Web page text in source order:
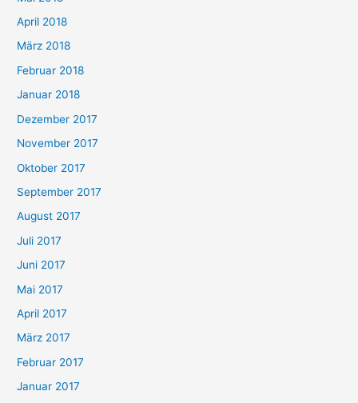
April 2018
März 2018
Februar 2018
Januar 2018
Dezember 2017
November 2017
Oktober 2017
September 2017
August 2017
Juli 2017
Juni 2017
Mai 2017
April 2017
März 2017
Februar 2017
Januar 2017